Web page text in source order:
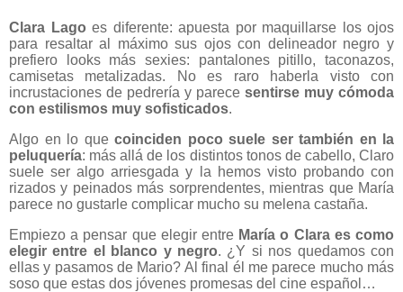
Clara Lago es diferente: apuesta por maquillarse los ojos
para resaltar al máximo sus ojos con delineador negro y
prefiero looks más sexies: pantalones pitillo, taconazos,
camisetas metalizadas. No es raro haberla visto con
incrustaciones de pedrería y parece sentirse muy cómoda
con estilismos muy sofisticados.
Algo en lo que coinciden poco suele ser también en la
peluquería: más allá de los distintos tonos de cabello, Claro
suele ser algo arriesgada y la hemos visto probando con
rizados y peinados más sorprendentes, mientras que María
parece no gustarle complicar mucho su melena castaña.
Empiezo a pensar que elegir entre María o Clara es como
elegir entre el blanco y negro. ¿Y si nos quedamos con
ellas y pasamos de Mario? Al final él me parece mucho más
soso que estas dos jóvenes promesas del cine español…